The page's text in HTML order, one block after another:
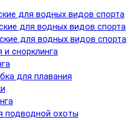
для водных видов спорта
для водных видов спорта
для водных видов спорта
снорклинга
для плавания
подводной охоты